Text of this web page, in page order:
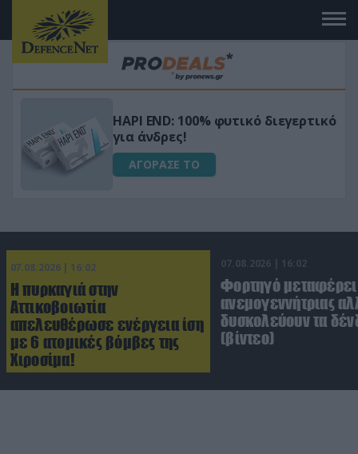
Μεταμόρφωσε τον κήπο σου με το
Ultra Box Μίνι Αλυσοπρίονο με
μπαταρία λιθίου
ΑΓΟΡΑΣΕ ΤΟ
07.08.2026 | 16:02
Η πυρκαγιά στην
Αττικοβοιωτία
απελευθέρωσε ενέργεια ίση
με 6 ατομικές βόμβες της
Χιροσίμα!
07.08.2026 | 16:02
Φορτηγό μεταφέρει
ανεμογεννήτριας
δυσκολεύουν τα
(βίντεο)